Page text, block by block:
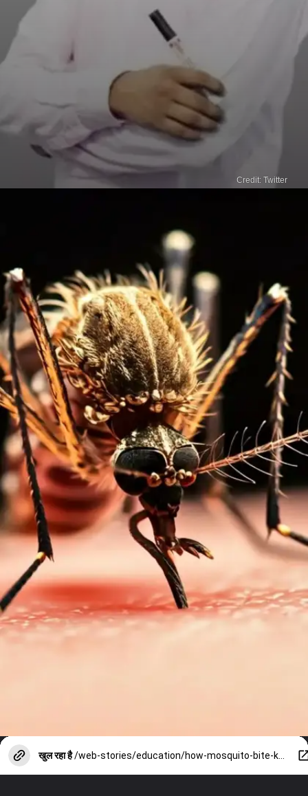
Credit: Twitter
खुल रहा है /web-stories/education/how-mosquito-bite-know-machhar-khoon-kaise-chusta-hai/photostory/152171152.cms